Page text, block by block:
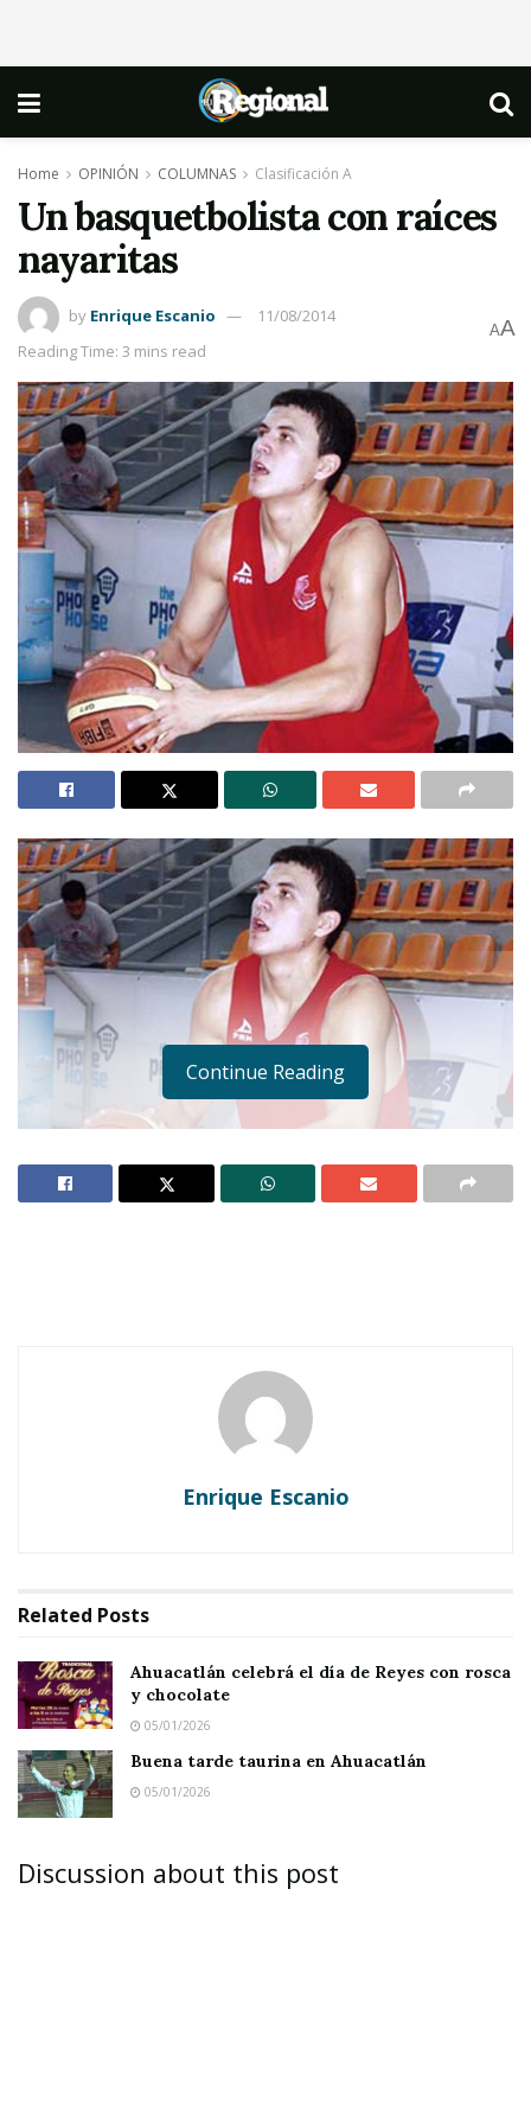
Home OPINIÓN COLUMNAS Clasificación A
Un basquetbolista con raíces
nayaritas
by Enrique Escanio
11/08/2014
Reading Time: 3 mins read
AA
Ahuacatlán celebrá el día de Reyes con rosca y
Buena tarde taurina en Ahuacatlán
Continue Reading
Enrique Escanio
Related Posts
Ahuacatlán celebrá el día de Reyes con rosca
y chocolate
05/01/2026
Buena tarde taurina en Ahuacatlán
05/01/2026
Discussion about this post